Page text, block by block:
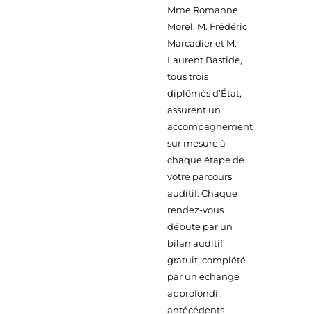
Mme Romanne
Morel, M. Frédéric
Marcadier et M.
Laurent Bastide,
tous trois
diplômés d’État,
assurent un
accompagnement
sur mesure à
chaque étape de
votre parcours
auditif. Chaque
rendez-vous
débute par un
bilan auditif
gratuit, complété
par un échange
approfondi :
antécédents